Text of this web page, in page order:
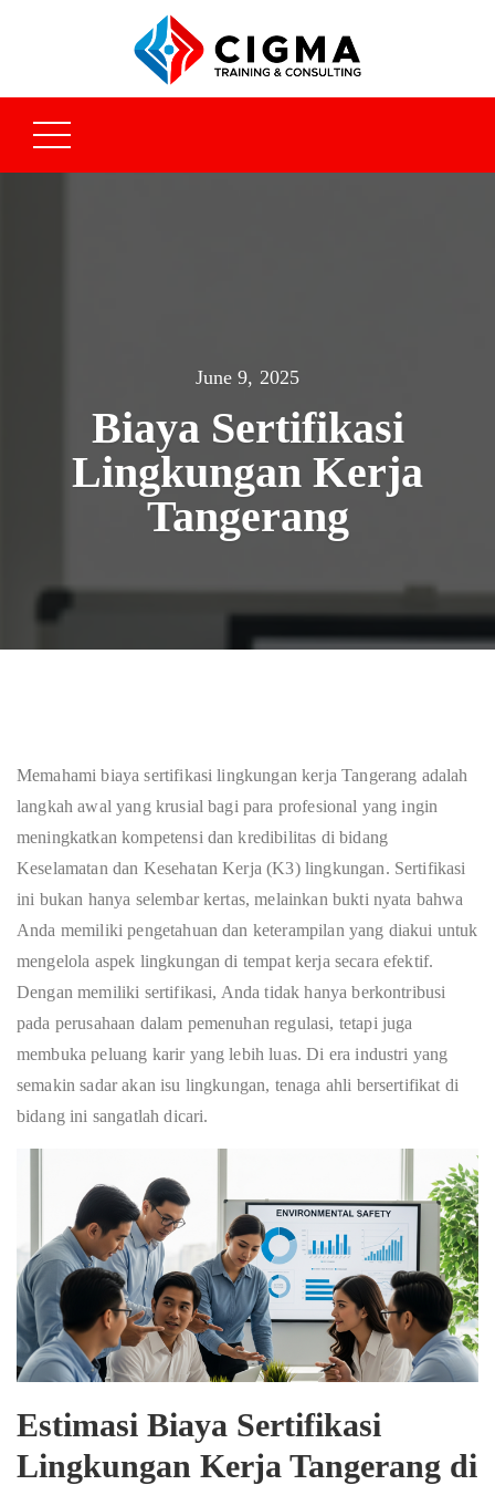
June 9, 2025
Biaya Sertifikasi
Lingkungan Kerja
Tangerang
Memahami biaya sertifikasi lingkungan kerja Tangerang adalah
langkah awal yang krusial bagi para profesional yang ingin
meningkatkan kompetensi dan kredibilitas di bidang
Keselamatan dan Kesehatan Kerja (K3) lingkungan. Sertifikasi
ini bukan hanya selembar kertas, melainkan bukti nyata bahwa
Anda memiliki pengetahuan dan keterampilan yang diakui untuk
mengelola aspek lingkungan di tempat kerja secara efektif.
Dengan memiliki sertifikasi, Anda tidak hanya berkontribusi
pada perusahaan dalam pemenuhan regulasi, tetapi juga
membuka peluang karir yang lebih luas. Di era industri yang
semakin sadar akan isu lingkungan, tenaga ahli bersertifikat di
bidang ini sangatlah dicari.
Estimasi Biaya Sertifikasi
Lingkungan Kerja Tangerang di